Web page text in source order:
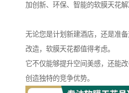
加创新、环保、智能的软膜天花解
无论您是计划新建酒店，还是准
改造，软膜天花都值得考虑。
它不仅能够提升空间美感，还能
创造独特的竞争优势。